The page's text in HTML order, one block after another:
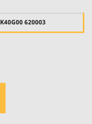
K40G00 620003